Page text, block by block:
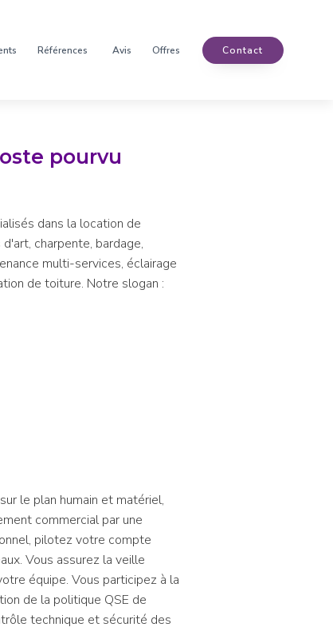
Références Avis Offres Contact
pourvu
dans la location de
charpente, bardage,
multi-services, éclairage
de toiture. Notre slogan :
le plan humain et matériel,
commercial par une
pilotez votre compte
Vous assurez la veille
équipe. Vous participez à la
de la politique QSE de
technique et sécurité des